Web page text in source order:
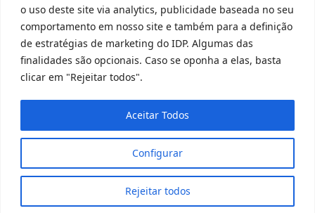
o uso deste site via analytics, publicidade baseada no seu
comportamento em nosso site e também para a definição
de estratégias de marketing do IDP. Algumas das
finalidades são opcionais. Caso se oponha a elas, basta
clicar em "Rejeitar todos".
Configurar
Rejeitar todos
Aceitar Todos
@ 2025 Todos Direitos Reservados